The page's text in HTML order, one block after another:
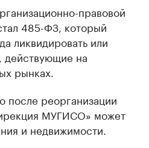
правовой
485-ФЗ, который
ликвидировать или
действующие на
рынках.
после реорганизации
МУГИСО» может
и недвижимости.